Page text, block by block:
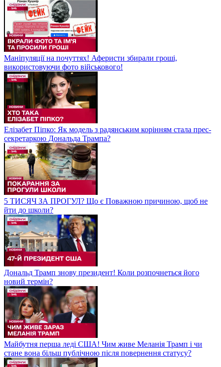
Маніпуляції на почуттях! Аферисти збирали гроші,
використовуючи фото військового!
Елізабет Піпко: Як модель з радянським корінням стала прес-
секретаркою Дональда Трампа?
5 ТИСЯЧ ЗА ПРОГУЛ? Що є Поважною причиною, щоб не
йти до школи?
Дональд Трамп знову президент! Коли розпочнеться його
новий термін?
Майбутня перша леді США! Чим живе Меланія Трамп і чи
стане вона більш публічною після повернення статусу?